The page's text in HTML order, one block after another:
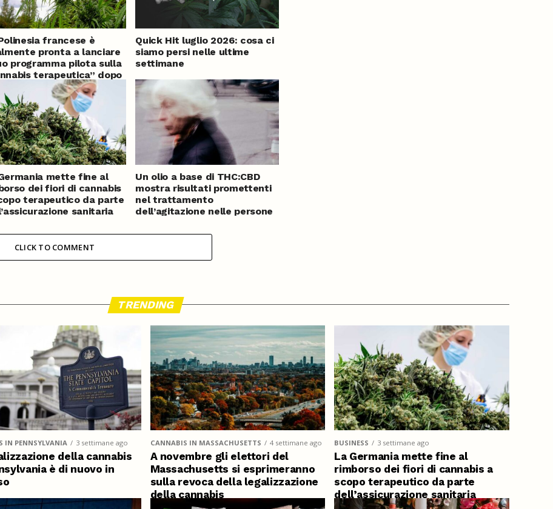
francese è
pronta a lanciare
programma pilota sulla
terapeutica” dopo
di ritardo
Quick Hit luglio 2026: cosa ci
siamo persi nelle ultime
settimane
mette fine al
dei fiori di cannabis
terapeutico da parte
sanitaria
Un olio a base di THC:CBD
mostra risultati promettenti
nel trattamento
dell’agitazione nelle persone
CLICK TO COMMENT
TRENDING
IN PENNSYLVANIA 3 settimane ago
della cannabis
è di nuovo in
CANNABIS IN MASSACHUSETTS 4 settimane ago
A novembre gli elettori del
Massachusetts si esprimeranno
sulla revoca della legalizzazione
della cannabis
BUSINESS 3 settimane ago
La Germania mette fine al
rimborso dei fiori di cannabis a
scopo terapeutico da parte
dell’assicurazione sanitaria